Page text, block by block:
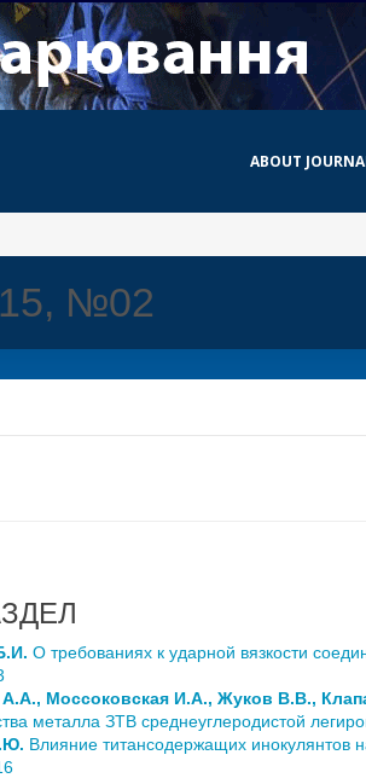
ABOUT
№02
О требованиях к ударной вязкости
Моссоковская И.А., Жуков В.В.,
металла ЗТВ среднеуглеродистой
Влияние титансодержащих инокулянтов